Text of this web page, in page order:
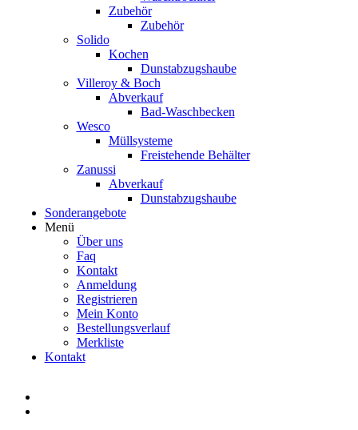
Zubehör
Zubehör
Solido
Kochen
Dunstabzugshaube
Villeroy & Boch
Abverkauf
Bad-Waschbecken
Wesco
Müllsysteme
Freistehende Behälter
Zanussi
Abverkauf
Dunstabzugshaube
Sonderangebote
Menü
Über uns
Faq
Kontakt
Anmeldung
Registrieren
Mein Konto
Bestellungsverlauf
Merkliste
Kontakt